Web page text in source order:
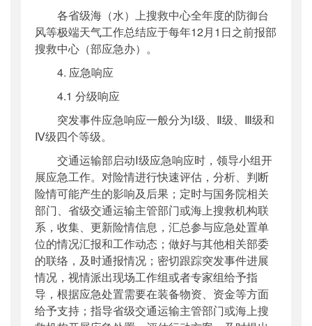
各省级海（水）上搜救中心全年度的防御台
风等极端天气工作总结应于每年12月1日之前报部
搜救中心（部应急办）。
4. 应急响应
4.1 分级响应
突发事件应急响应一般分为Ⅰ级、Ⅱ级、Ⅲ级和
Ⅳ级四个等级。
交通运输部启动Ⅰ级应急响应时，领导小组开
展应急工作。对险情进行快速评估，分析、判断
险情可能产生的影响及后果；定时与国务院相关
部门、省级交通运输主管部门或海上搜救机构联
系，收集、更新险情信息，汇总参与应急处置单
位的情况汇报和工作动态；做好与其他相关部委
的联络，及时通报情况；密切跟踪突发事件进展
情况，视情派出现场工作组或者专家组给予指
导，根据应急处置需要在装备物资、资金等方面
给予支持；指导省级交通运输主管部门或海上搜